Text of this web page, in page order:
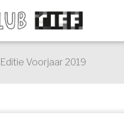
Voorjaar 2019